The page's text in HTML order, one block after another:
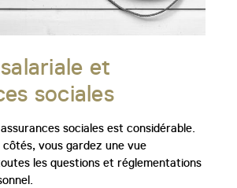
et
sociales
sociales est considérable.
côtés, vous gardez une vue
les questions et réglementations